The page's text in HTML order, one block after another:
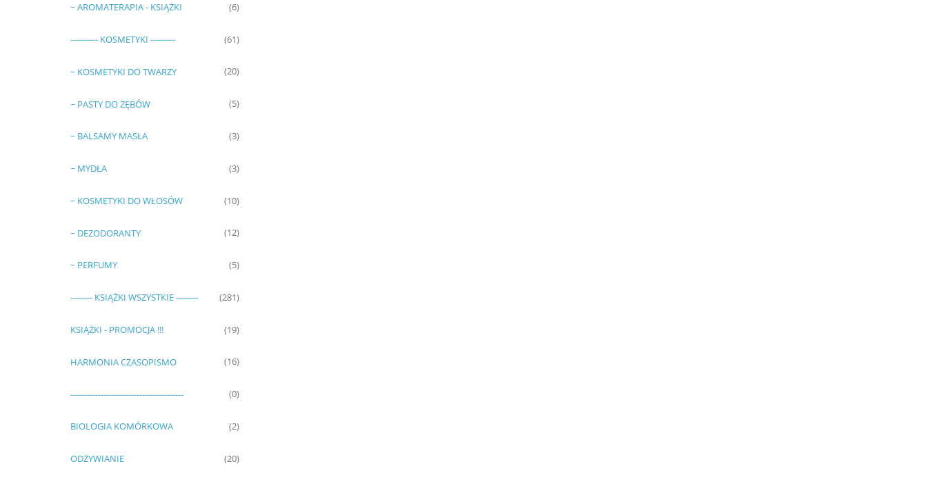
~ AROMATERAPIA - KSIĄŻKI (6)
---------- KOSMETYKI --------- (61)
~ KOSMETYKI DO TWARZY (20)
~ PASTY DO ZĘBÓW (5)
~ BALSAMY MASŁA (3)
~ MYDŁA (3)
~ KOSMETYKI DO WŁOSÓW (10)
~ DEZODORANTY (12)
~ PERFUMY (5)
-------- KSIĄŻKI WSZYSTKIE -------- (281)
KSIĄŻKI - PROMOCJA !!! (19)
HARMONIA CZASOPISMO (16)
----------------------------------------- (0)
BIOLOGIA KOMÓRKOWA (2)
ODŻYWIANIE (20)